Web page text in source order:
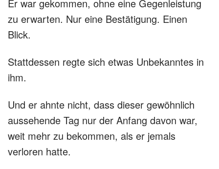
Er war gekommen, ohne eine Gegenleistung
zu erwarten. Nur eine Bestätigung. Einen
Blick.
Stattdessen regte sich etwas Unbekanntes in
ihm.
Und er ahnte nicht, dass dieser gewöhnlich
aussehende Tag nur der Anfang davon war,
weit mehr zu bekommen, als er jemals
verloren hatte.